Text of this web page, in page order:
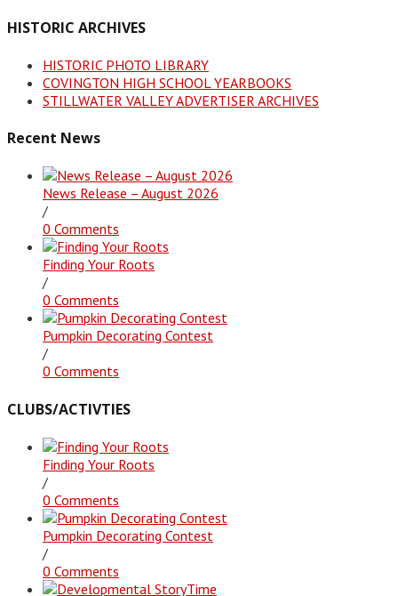
HISTORIC ARCHIVES
HISTORIC PHOTO LIBRARY
COVINGTON HIGH SCHOOL YEARBOOKS
STILLWATER VALLEY ADVERTISER ARCHIVES
Recent News
News Release – August 2026
/
0 Comments
Finding Your Roots
/
0 Comments
Pumpkin Decorating Contest
/
0 Comments
CLUBS/ACTIVTIES
Finding Your Roots
/
0 Comments
Pumpkin Decorating Contest
/
0 Comments